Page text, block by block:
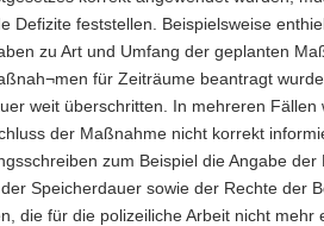
Defizite feststellen. Beispielsweise
zu Art und Umfang der geplanten
für Zeiträume beantragt
weit überschritten. In mehreren Fällen
der Maßnahme nicht korrekt
zum Beispiel die Angabe
Speicherdauer sowie der Rechte der
die für die polizeiliche Arbeit nicht mehr